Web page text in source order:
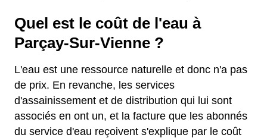
Quel est le coût de l'eau à
Parçay-Sur-Vienne ?
L'eau est une ressource naturelle et donc n'a pas
de prix. En revanche, les services
d'assainissement et de distribution qui lui sont
associés en ont un, et la facture que les abonnés
du service d'eau reçoivent s'explique par le coût